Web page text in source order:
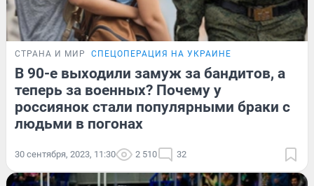
СТРАНА И МИР СПЕЦОПЕРАЦИЯ НА УКРАИНЕ
В 90-е выходили замуж за бандитов, а
теперь за военных? Почему у
россиянок стали популярными браки с
людьми в погонах
30 сентября, 2023, 11:30 2 510 32